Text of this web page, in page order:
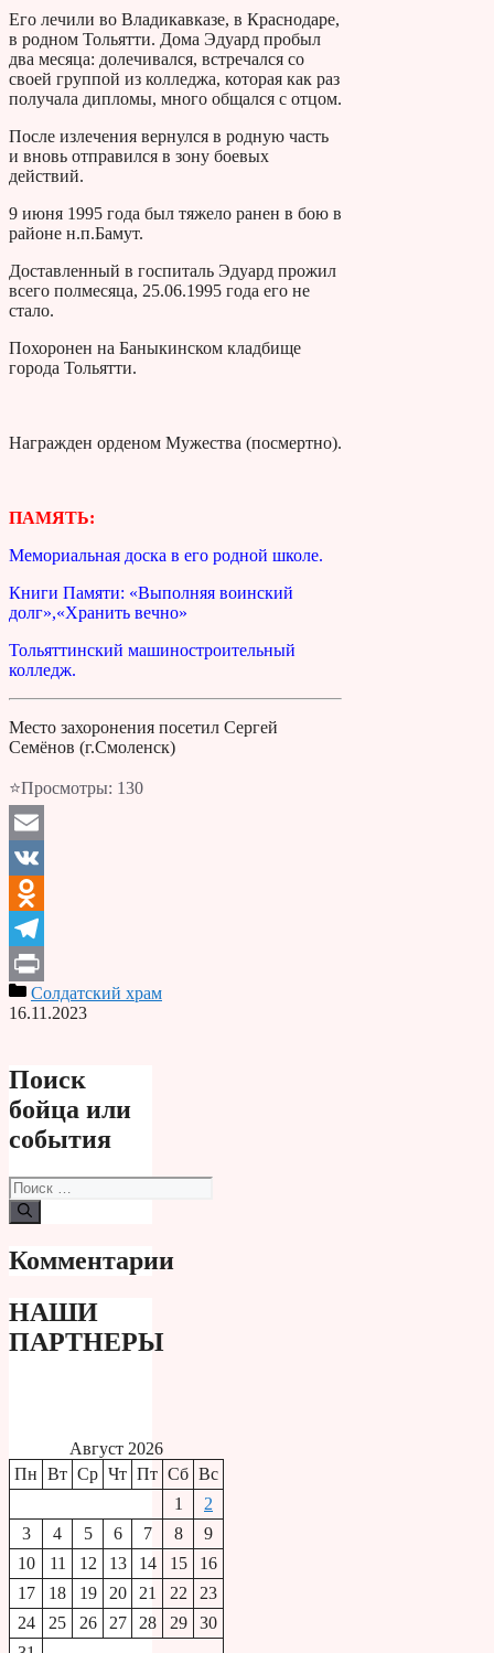
Его лечили во Владикавказе, в Краснодаре,
в родном Тольятти. Дома Эдуард пробыл
два месяца: долечивался, встречался со
своей группой из колледжа, которая как раз
получала дипломы, много общался с отцом.
После излечения вернулся в родную часть
и вновь отправился в зону боевых
действий.
9 июня 1995 года был тяжело ранен в бою в
районе н.п.Бамут.
Доставленный в госпиталь Эдуард прожил
всего полмесяца, 25.06.1995 года его не
стало.
Похоронен на Баныкинском кладбище
города Тольятти.
Награжден орденом Мужества (посмертно).
ПАМЯТЬ:
Мемориальная доска в его родной школе.
Книги Памяти: «Выполняя воинский
долг»,«Хранить вечно»
Тольяттинский машиностроительный
колледж.
Место захоронения посетил Сергей
Семёнов (г.Смоленск)
⭐Просмотры: 130
Email
VK
Odnoklassniki
Telegram
PrintСолдатский храм
16.11.2023
Поиск
бойца или
события
Поиск:
Комментарии
НАШИ
ПАРТНЕРЫ
Август 2026
Пн Вт Ср Чт Пт Сб Вс
1
2
3
4 5 6 7 8
9
10
11 12 13 14 15
16
17
18 19 20 21 22
23
24
25 26 27 28 29
30